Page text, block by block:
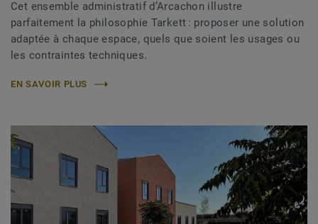
Cet ensemble administratif d’Arcachon illustre
parfaitement la philosophie Tarkett : proposer une solution
adaptée à chaque espace, quels que soient les usages ou
les contraintes techniques.
EN SAVOIR PLUS